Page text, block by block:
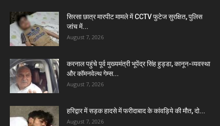
सिरसा छात्र मारपीट मामले में CCTV फुटेज सुरक्षित, पुलिस
जांच में...
August 7, 2026
करनाल पहुंचे पूर्व मुख्यमंत्री भूपेंद्र सिंह हुड्डा, कानून-व्यवस्था
और कॉमनवेल्थ गेम्स...
August 7, 2026
हरिद्वार में सड़क हादसे में फरीदाबाद के कांवड़िये की मौत, दो...
August 7, 2026